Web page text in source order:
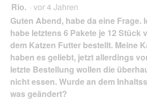
Rio. · vor 4 Jahren
Guten Abend, habe da eine Frage.
habe letztens 6 Pakete je 12 Stück
dem Katzen Futter bestellt. Meine
haben es geliebt, jetzt allerdings
letzte Bestellung wollen die
nicht essen. Wurde an dem
was geändert?